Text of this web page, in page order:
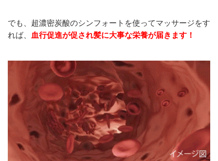
でも、 超濃密炭酸のシンフォート を使ってマッサージをす
れば、 血行促進が促され髪に大事な栄養が届きます！